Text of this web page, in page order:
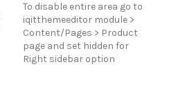
To disable entire area go to
iqitthemeeditor module >
Content/Pages > Product
page and set hidden for
Right sidebar option